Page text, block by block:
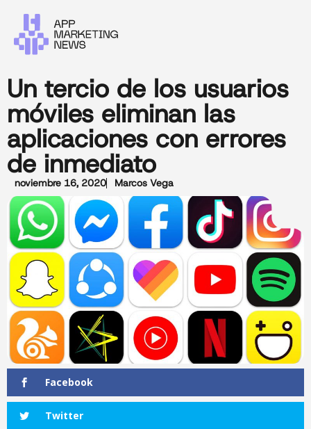
Un tercio de los usuarios
móviles eliminan las
aplicaciones con errores
de inmediato
noviembre 16, 2020 Marcos Vega
Facebook
Twitter